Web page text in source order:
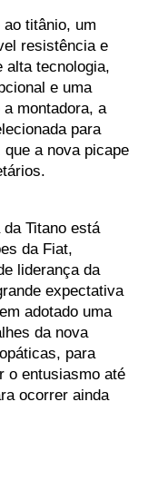
titânio, um
resistência e
alta tecnologia,
e uma
montadora, a
para
a nova picape
Titano está
da Fiat,
liderança da
expectativa
adotado uma
da nova
para
o entusiasmo até
ocorrer ainda